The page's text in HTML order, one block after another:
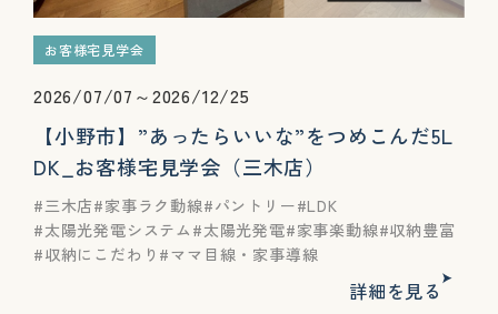
お客様宅見学会
2026/07/07～2026/12/25
【小野市】”あったらいいな”をつめこんだ5L
DK_お客様宅見学会（三木店）
三木店 家事ラク動線 パントリー LDK
太陽光発電システム
太陽光発電 家事楽動線 収納豊富
収納にこだわり
ママ目線・家事導線
詳細を見る